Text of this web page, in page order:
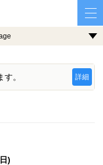
。 詳細
)